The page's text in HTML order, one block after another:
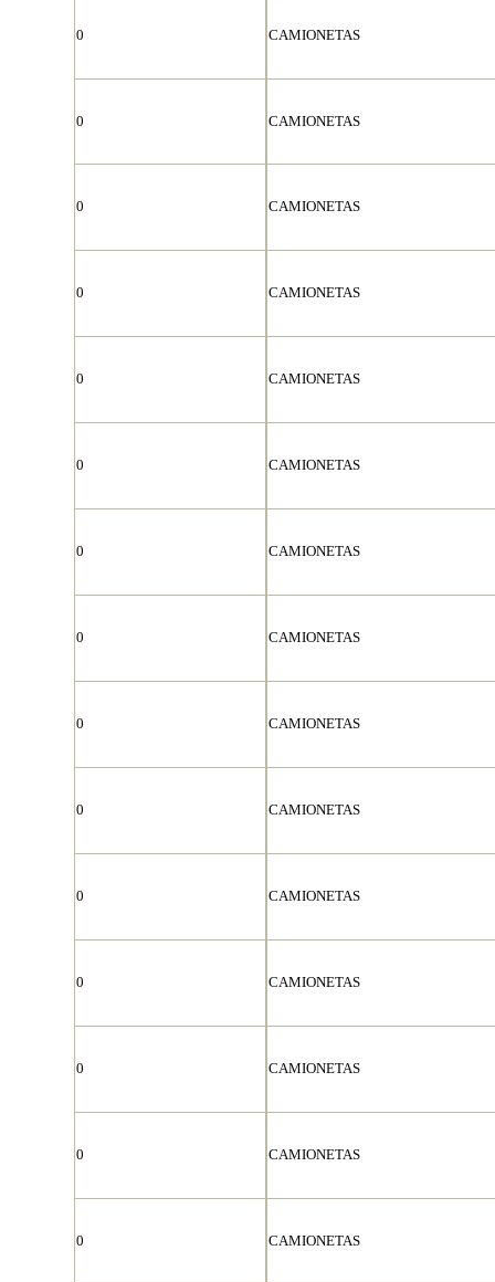
0 CAMIONETAS
0 CAMIONETAS
0 CAMIONETAS
0 CAMIONETAS
0 CAMIONETAS
0 CAMIONETAS
0 CAMIONETAS
0 CAMIONETAS
0 CAMIONETAS
0 CAMIONETAS
0 CAMIONETAS
0 CAMIONETAS
0 CAMIONETAS
0 CAMIONETAS
0 CAMIONETAS